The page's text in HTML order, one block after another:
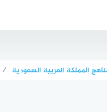
المملكة العربية السعودية ⁄